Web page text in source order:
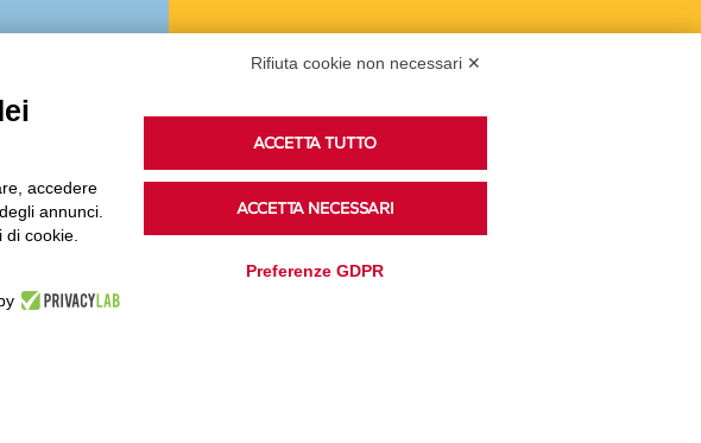
su Spreaker.
Accedi alla sezione
social:
Rifiuta cookie non necessari ✕
accedere
annunci.
cookie.
ACCETTA TUTTO
ACCETTA NECESSARI
Preferenze GDPR